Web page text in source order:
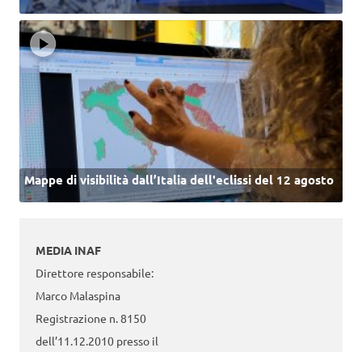
Mappe di visibilità dall’Italia dell'eclissi del 12 agosto
MEDIA INAF
Direttore responsabile:
Marco Malaspina
Registrazione n. 8150
dell’11.12.2010 presso il